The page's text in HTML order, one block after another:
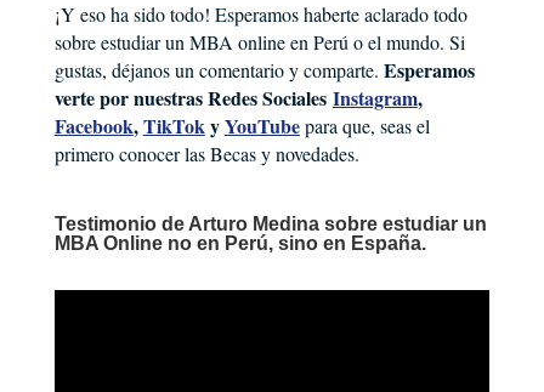
¡Y eso ha sido todo! Esperamos haberte aclarado todo
sobre estudiar un MBA online en Perú o el mundo. Si
gustas, déjanos un comentario y comparte. Esperamos
verte por nuestras Redes Sociales Instagram,
Facebook,TikTokyYouTubepara que, seas el
primero conocer las Becas y novedades.
Testimonio de Arturo Medina sobre estudiar un
MBA Online no en Perú, sino en España.